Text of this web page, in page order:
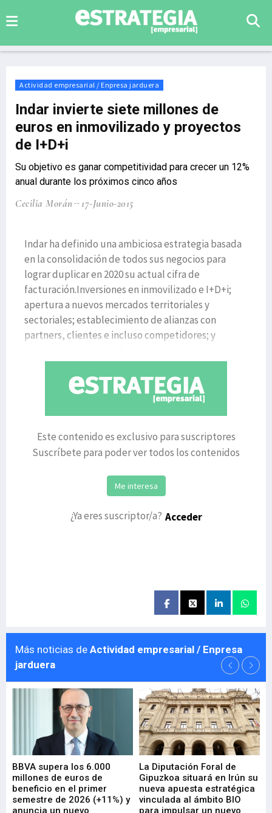
Actividad empresarial / Enpresa jarduera
Indar invierte siete millones de
euros en inmovilizado y proyectos
de I+D+i
Su objetivo es ganar competitividad para crecer un 12%
anual durante los próximos cinco años
Cecilia Morán 17-Junio-2015
Indar ha definido una ambiciosa estrategia basada
en la consolidación de todos sus negocios para
lograr duplicar en 2020 su actual cifra de
facturación.Inversiones en inmovilizado e I+D+i;
apertura a nuevos mercados territoriales y
sectoriales; establecimiento de alianzas con
partners, clientes e incluso competidores; y
Este contenido es exclusivo para suscriptores
Suscríbete para poder ver todos los contenidos
Me interesa
¿Ya eres suscriptor/a? Acceder
Más noticias de Actividad empresarial / Enpresa
jarduera
BBVA supera los 6.000
millones de euros de
beneficio en el primer
semestre de 2026 (+11%) y
anuncia un nuevo
La Diputación Foral de
Gipuzkoa situará en Irún su
nueva apuesta estratégica
vinculada al ámbito BIO
para impulsar un nuevo